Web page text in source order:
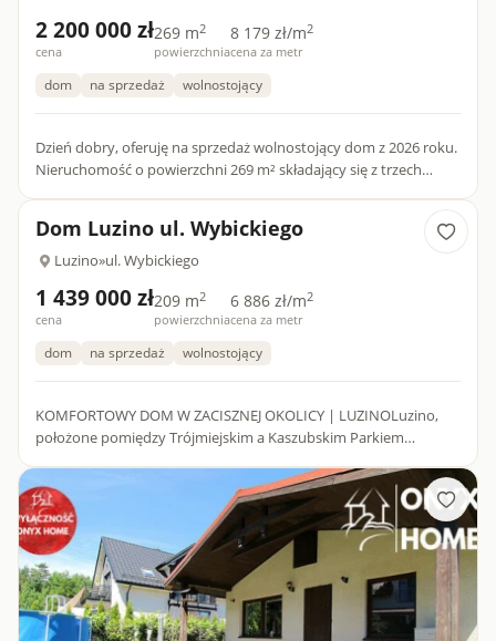
2 200 000 zł
cena
269 m2
powierzchnia
8 179 zł/m2
cena za metr
dom na sprzedaż wolnostojący
Dzień dobry, oferuję na sprzedaż wolnostojący dom z 2026 roku.
Nieruchomość o powierzchni 269 m² składający się z trzech
Dom Luzino ul. Wybickiego
Luzino»ul. Wybickiego
1 439 000 zł
cena
209 m2
powierzchnia
6 886 zł/m2
cena za metr
dom na sprzedaż wolnostojący
KOMFORTOWY DOM W ZACISZNEJ OKOLICY | LUZINOLuzino,
położone pomiędzy Trójmiejskim a Kaszubskim Parkiem
nie rezygnując...